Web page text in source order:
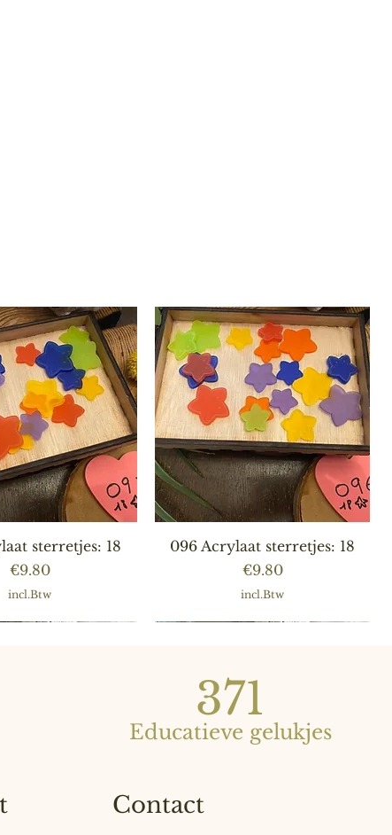
overzicht
sterretjes: 18
Prijs
€9.80
incl.Btw
Snel overzicht
096 Acrylaat sterretjes: 18
Prijs
€9.80
incl.Btw
Educatieve gelukjes
371
Contact